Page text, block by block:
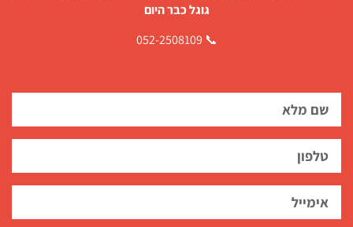
גוגל כבר היום